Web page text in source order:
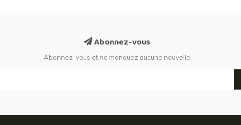
Abonnez-vous
Abonnez-vous et ne manquez aucune nouvelle